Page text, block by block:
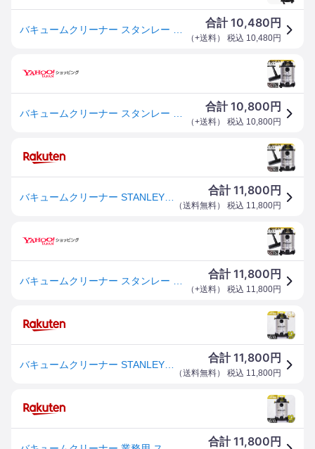
合計10,480 円
（+送料） 税込 10,480円
合計10,800 円
（+送料） 税込 10,800円
合計11,800 円
（送料無料） 税込 11,800円
合計11,800 円
（+送料） 税込 11,800円
合計11,800 円
（送料無料） 税込 11,800円
合計11,800 円